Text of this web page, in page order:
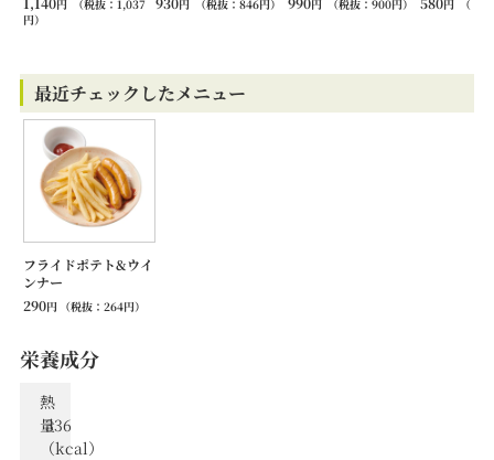
円 （税抜：1,037
円）
円 （税抜：846円） 円 （税抜：900円） 円 （税
最近チェックしたメニュー
フライドポテト&ウイ
ンナー
290円 （税抜：264円）
栄養成分
熱
量
（kcal）
336